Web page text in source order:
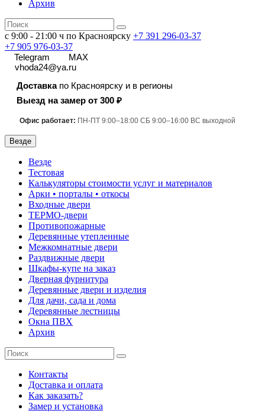
Архив
с 9:00 - 21:00 ч по Красноярску +7 391 296-03-37
+7 905 976-03-37
Telegram
MAX
vhoda24@ya.ru
Доставкапо Красноярску и в регионы
Выезд на замер от 300 ₽
Офис работает: ПН-ПТ 9:00–18:00 СБ 9:00–16:00 ВС выходной
Везде
Везде
Тестовая
Калькуляторы стоимости услуг и материалов
Арки • порталы • откосы
Входные двери
ТЕРМО-двери
Противопожарные
Деревянные утепленные
Межкомнатные двери
Раздвижные двери
Шкафы-купе на заказ
Дверная фурнитура
Деревянные двери и изделия
Для дачи, сада и дома
Деревянные лестницы
Окна ПВХ
Архив
Контакты
Доставка и оплата
Как заказать?
Замер и установка